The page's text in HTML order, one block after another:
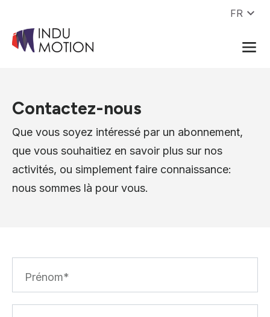
FR
Contactez-nous
Que vous soyez intéressé par un abonnement,
que vous souhaitiez en savoir plus sur nos
activités, ou simplement faire connaissance:
nous sommes là pour vous.
Prénom